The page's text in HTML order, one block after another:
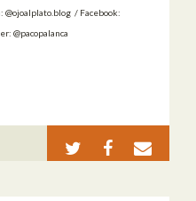
@ojoalplato.blog / Facebook:
@pacopalanca